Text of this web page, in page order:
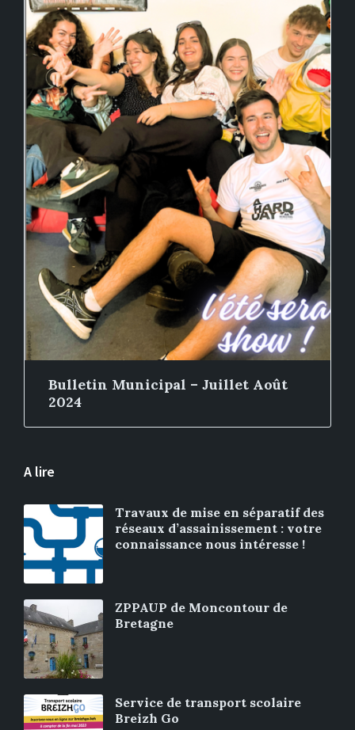
Bulletin Municipal – Juillet Août
2024
A lire
Travaux de mise en séparatif des
réseaux d’assainissement : votre
connaissance nous intéresse !
ZPPAUP de Moncontour de
Bretagne
Service de transport scolaire
Breizh Go